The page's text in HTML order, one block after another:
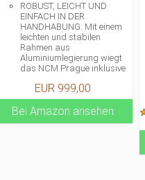
ROBUST, LEICHT UND
EINFACH IN DER
HANDHABUNG: Mit einem
leichten und stabilen
Rahmen aus
Aluminiumlegierung wiegt
das NCM Prague inklusive
bis zu 25 kg und behält
dabei alle
Fahreigenschaften eines
EUR 999,00
Bei Amazon ansehen